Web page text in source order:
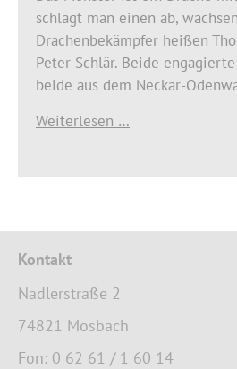
schlägt man einen ab,
Drachenbekämpfer heißen
Peter Schlär. Beide
beide aus dem Neckar-
Weiterlesen …
Kontakt
Nadlerstraße 2
74821 Mosbach
Fon: 0 62 61 / 1 60 14